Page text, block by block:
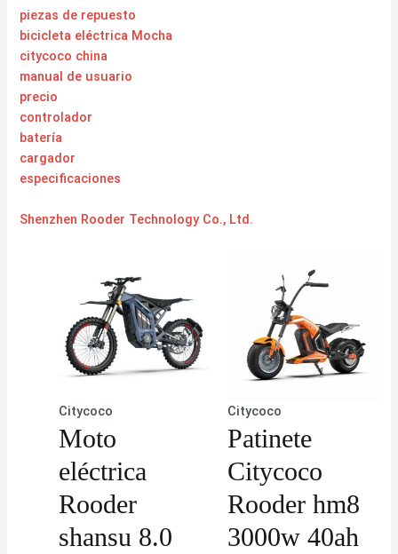
piezas de repuesto
bicicleta eléctrica Mocha
citycoco china
manual de usuario
precio
controlador
batería
cargador
especificaciones
Shenzhen Rooder Technology Co., Ltd.
Citycoco
Moto
eléctrica
Rooder
shansu 8.0
Citycoco
Patinete
Citycoco
Rooder hm8
3000w 40ah